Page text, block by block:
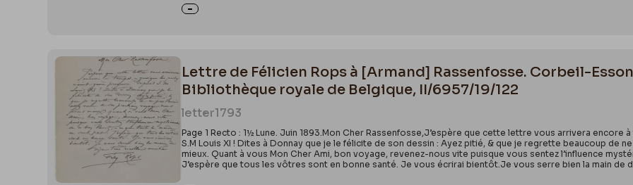
Lettre de Félicien Rops à [Armand] Rassenfosse. Corbeil-
Bibliothèque royale de Belgique, II/6957/19/122
letter1793
Page 1 Recto : 1½ Lune. Juin 1893.Mon Cher Rassenfosse,J’espère que cette lettre vous arrivera
S.M Louis XI ! Dites à Donnay que je le félicite de son dessin : Ayez pitié, & que je regrette beaucoup de
mieux. Quant à vous Mon Cher Ami, bon voyage, revenez-nous vite puisque vous sentez l’influence
J’espère que tous les vôtres sont en bonne santé. Je vous écrirai bientôt.Je vous serre bien la main de